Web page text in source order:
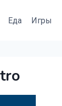
Еда Игры